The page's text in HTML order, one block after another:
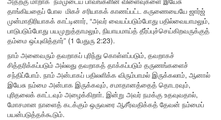
தாங்கியதைப் போல மிகச் சரியாகக் காணப்பட்ட கருணையையே ஜார்ஜ்
முன்மாதிரியாகக் காட்டினார், “அவர் வையப்படும்போது பதில்வையாமலும்,
பாடுபடும்போது பயமுறுத்தாமலும், நியாயமாய்த் தீர்ப்புச்செய்கிறவருக்குத்
தம்மை ஒப்புவித்தார்” (1 பேதுரு 2:23).
நாம் அனைவரும் தவறாகப் புரிந்து கொள்ளப்படும், தவறாகச்
சித்தரிக்கப்படும் அல்லது தவறாகத் தாக்கப்படும் தருணங்களைச்
சந்திப்போம். நாம் அன்பாகப் பதிலளிக்க விரும்பாமல் இருக்கலாம், ஆனால்
இயேசு நம்மை அன்பாக இருக்கவும், சமாதானத்தைத் தொடரவும்,
புரிதலைக் காட்டவும் அழைக்கிறாா். இன்று அவர் நமக்கு உதவுவதால்,
மோசமான நாளைத் கடக்கும் ஒருவரை ஆசீர்வதிக்கத் தேவன் நம்மைப்
பயன்படுத்தக்கூடும்.